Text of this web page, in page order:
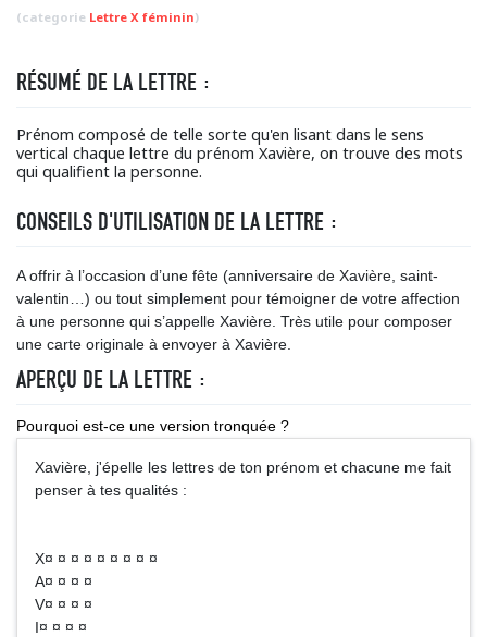
(categorie Lettre X féminin)
RÉSUMÉ DE LA LETTRE :
Prénom composé de telle sorte qu'en lisant dans le sens
vertical chaque lettre du prénom Xavière, on trouve des mots
qui qualifient la personne.
CONSEILS D'UTILISATION DE LA LETTRE :
A offrir à l’occasion d’une fête (anniversaire de Xavière, saint-
valentin…) ou tout simplement pour témoigner de votre affection
à une personne qui s’appelle Xavière. Très utile pour composer
une carte originale à envoyer à Xavière.
APERÇU DE LA LETTRE :
Pourquoi est-ce une version tronquée ?
Xavière, j'épelle les lettres de ton prénom et chacune me fait
penser à tes qualités :
X¤ ¤ ¤ ¤ ¤ ¤ ¤ ¤ ¤
A¤ ¤ ¤ ¤
V¤ ¤ ¤ ¤
I¤ ¤ ¤ ¤